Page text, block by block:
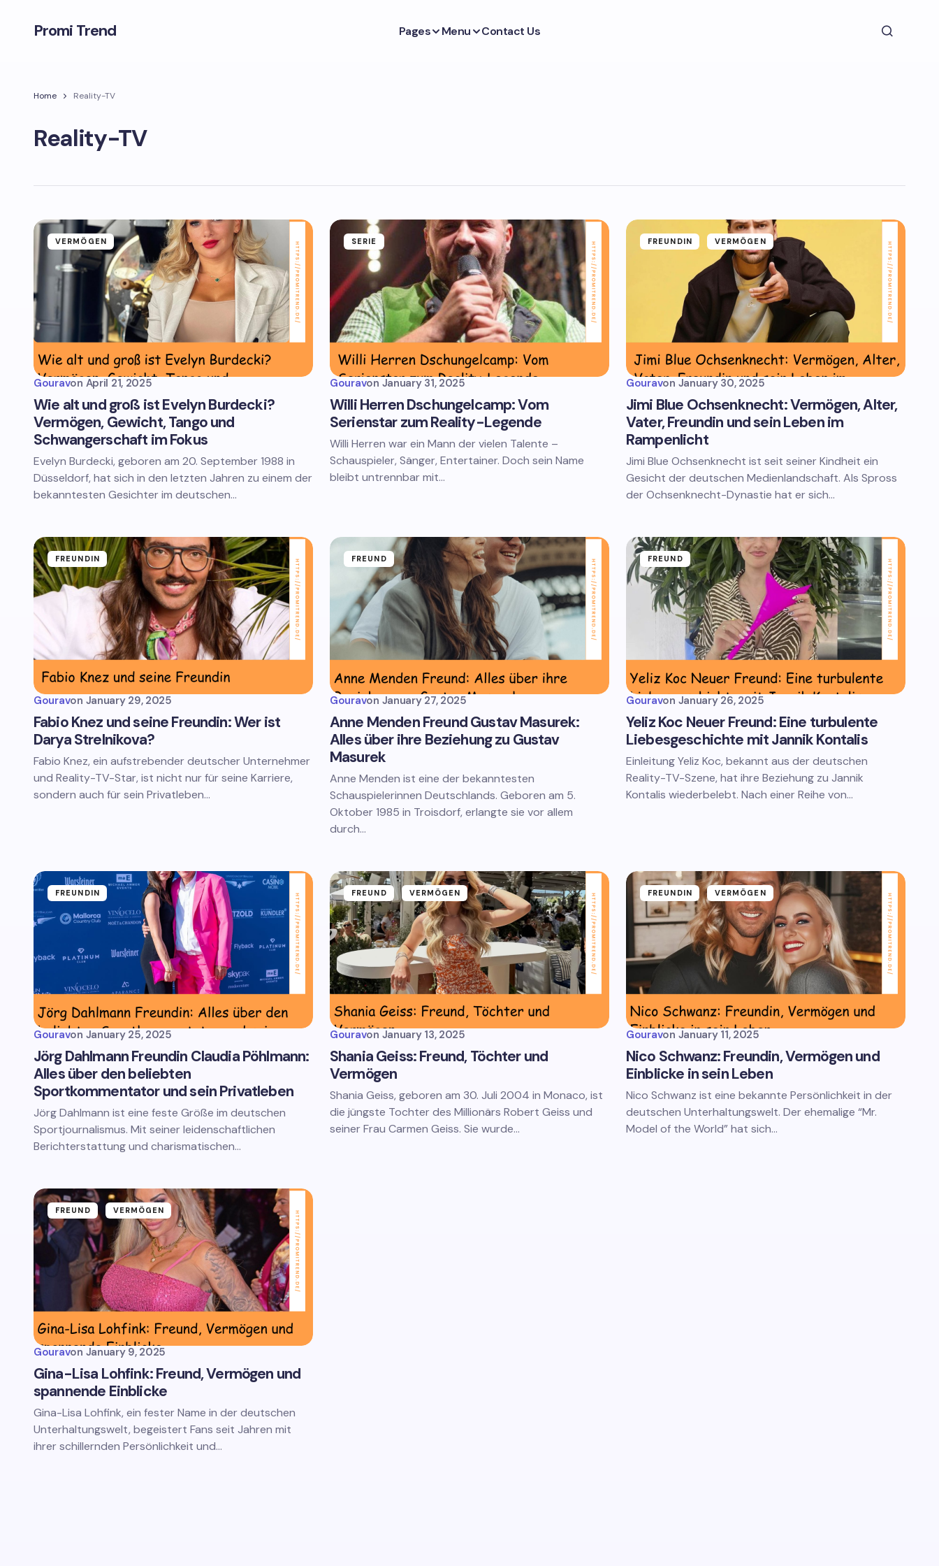
Promi Trend Pages Menu Contact Us
Home Reality-TV
Reality-TV
VERMÖGEN
Gouravon April 21, 2025
Wie alt und groß ist Evelyn Burdecki?
Vermögen, Gewicht, Tango und
Schwangerschaft im Fokus
Evelyn Burdecki, geboren am 20. September 1988 in
Düsseldorf, hat sich in den letzten Jahren zu einem der
bekanntesten Gesichter im deutschen…
SERIE
Gouravon January 31, 2025
Willi Herren Dschungelcamp: Vom
Serienstar zum Reality-Legende
Willi Herren war ein Mann der vielen Talente –
Schauspieler, Sänger, Entertainer. Doch sein Name
bleibt untrennbar mit…
FREUNDIN VERMÖGEN
Gouravon January 30, 2025
Jimi Blue Ochsenknecht: Vermögen, Alter,
Vater, Freundin und sein Leben im
Rampenlicht
Jimi Blue Ochsenknecht ist seit seiner Kindheit ein
Gesicht der deutschen Medienlandschaft. Als Spross
der Ochsenknecht-Dynastie hat er sich…
FREUNDIN
Gouravon January 29, 2025
Fabio Knez und seine Freundin: Wer ist
Darya Strelnikova?
Fabio Knez, ein aufstrebender deutscher Unternehmer
und Reality-TV-Star, ist nicht nur für seine Karriere,
sondern auch für sein Privatleben…
FREUND
Gouravon January 27, 2025
Anne Menden Freund Gustav Masurek:
Alles über ihre Beziehung zu Gustav
Masurek
Anne Menden ist eine der bekanntesten
Schauspielerinnen Deutschlands. Geboren am 5.
Oktober 1985 in Troisdorf, erlangte sie vor allem
durch…
FREUND
Gouravon January 26, 2025
Yeliz Koc Neuer Freund: Eine turbulente
Liebesgeschichte mit Jannik Kontalis
Einleitung Yeliz Koc, bekannt aus der deutschen
Reality-TV-Szene, hat ihre Beziehung zu Jannik
Kontalis wiederbelebt. Nach einer Reihe von…
FREUNDIN
Gouravon January 25, 2025
Jörg Dahlmann Freundin Claudia Pöhlmann:
Alles über den beliebten
Sportkommentator und sein Privatleben
Jörg Dahlmann ist eine feste Größe im deutschen
Sportjournalismus. Mit seiner leidenschaftlichen
Berichterstattung und charismatischen…
FREUND VERMÖGEN
Gouravon January 13, 2025
Shania Geiss: Freund, Töchter und
Vermögen
Shania Geiss, geboren am 30. Juli 2004 in Monaco, ist
die jüngste Tochter des Millionärs Robert Geiss und
seiner Frau Carmen Geiss. Sie wurde…
FREUNDIN VERMÖGEN
Gouravon January 11, 2025
Nico Schwanz: Freundin, Vermögen und
Einblicke in sein Leben
Nico Schwanz ist eine bekannte Persönlichkeit in der
deutschen Unterhaltungswelt. Der ehemalige “Mr.
Model of the World” hat sich…
FREUND VERMÖGEN
Gouravon January 9, 2025
Gina-Lisa Lohfink: Freund, Vermögen und
spannende Einblicke
Gina-Lisa Lohfink, ein fester Name in der deutschen
Unterhaltungswelt, begeistert Fans seit Jahren mit
ihrer schillernden Persönlichkeit und…